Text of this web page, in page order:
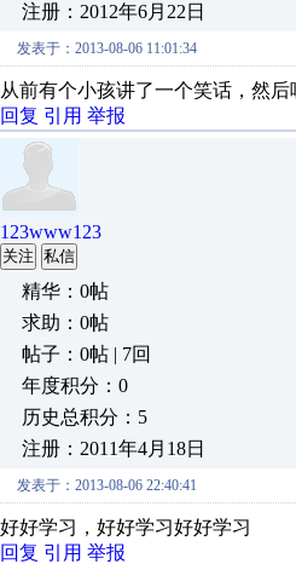
注册：2012年6月22日
发表于：2013-08-06 11:01:34
从前有个小孩讲了一个笑话，然后
回复 引用 举报
123www123
关注 私信
精华：0帖
求助：0帖
帖子：0帖 | 7回
年度积分：0
历史总积分：5
注册：2011年4月18日
发表于：2013-08-06 22:40:41
好好学习，好好学习好好学习
回复 引用 举报